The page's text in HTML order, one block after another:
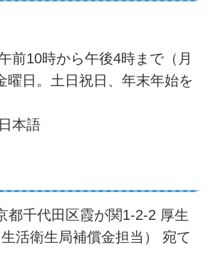
前10時から午後4時まで（月
曜日。土日祝日、年末年始を
本語
都千代田区霞が関1-2-2 厚生
活衛生局補償金担当） 宛て